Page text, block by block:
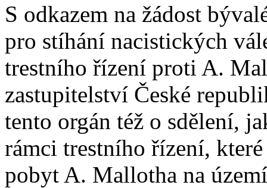
S odkazem na žádost
pro stíhání nacistických
trestního řízení proti A.
zastupitelství České
tento orgán též o sdělení,
rámci trestního řízení,
pobyt A. Mallotha na